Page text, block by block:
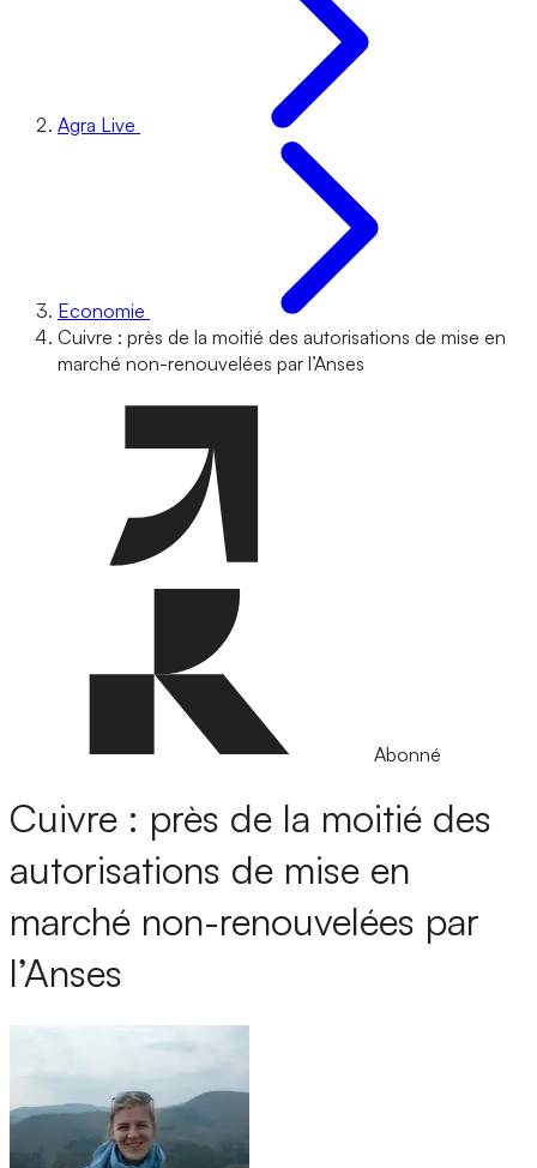
Agra Live
Economie
Cuivre : près de la moitié des autorisations de mise en
marché non-renouvelées par l’Anses
Abonné
Cuivre : près de la moitié des
autorisations de mise en
marché non-renouvelées par
l’Anses